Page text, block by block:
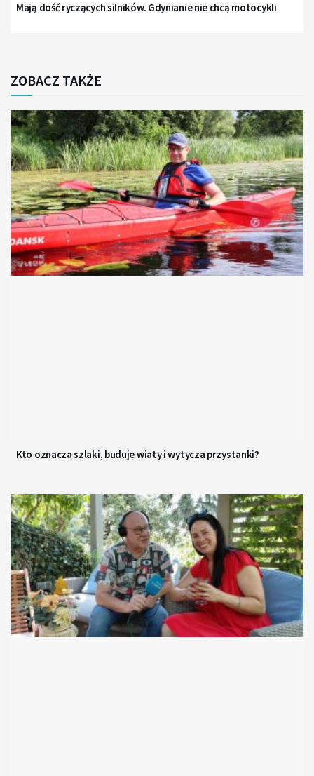
Mają dość ryczących silników. Gdynianie nie chcą motocykli
ZOBACZ TAKŻE
Kto oznacza szlaki, buduje wiaty i wytycza przystanki?